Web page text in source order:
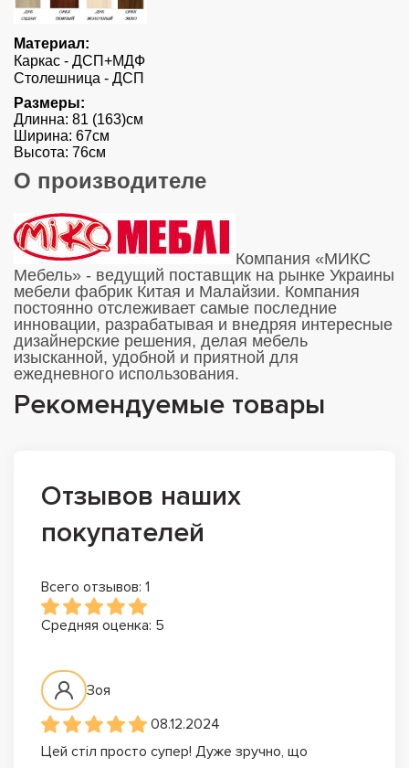
Материал:
Каркас - ДСП+МДФ
Столешница - ДСП
Размеры:
Длинна: 81 (163)см
Ширина: 67см
Высота: 76см
О производителе
Компания «МИКС
Мебель» - ведущий поставщик на рынке Украины
мебели фабрик Китая и Малайзии. Компания
постоянно отслеживает самые последние
инновации, разрабатывая и внедряя интересные
дизайнерские решения, делая мебель
изысканной, удобной и приятной для
ежедневного использования.
Рекомендуемые товары
Отзывов наших
покупателей
Всего отзывов: 1
Средняя оценка: 5
Зоя
08.12.2024
Цей стіл просто супер! Дуже зручно, що